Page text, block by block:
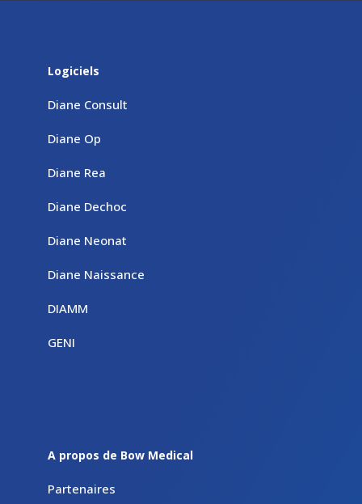
Logiciels
Diane Consult
Diane Op
Diane Rea
Diane Dechoc
Diane Neonat
Diane Naissance
DIAMM
GENI
A propos de Bow Medical
Partenaires